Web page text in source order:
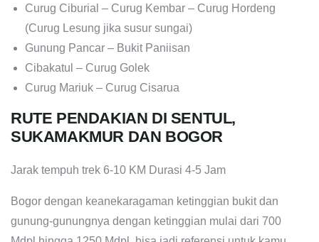
Curug Ciburial – Curug Kembar – Curug Hordeng
(Curug Lesung jika susur sungai)
Gunung Pancar – Bukit Paniisan
Cibakatul – Curug Golek
Curug Mariuk – Curug Cisarua
RUTE PENDAKIAN DI SENTUL,
SUKAMAKMUR DAN BOGOR
Jarak tempuh trek 6-10 KM Durasi 4-5 Jam
Bogor dengan keanekaragaman ketinggian bukit dan
gunung-gunungnya dengan ketinggian mulai dari 700